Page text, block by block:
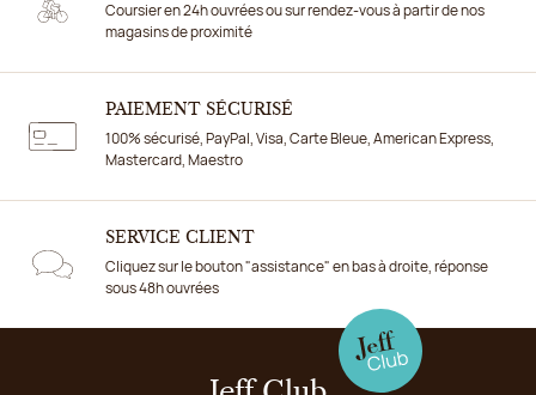
Coursier en 24h ouvrées ou sur rendez-vous à partir de nos
magasins de proximité
PAIEMENT SÉCURISÉ
100% sécurisé, PayPal, Visa, Carte Bleue, American Express,
Mastercard, Maestro
SERVICE CLIENT
Cliquez sur le bouton "assistance" en bas à droite, réponse
sous 48h ouvrées